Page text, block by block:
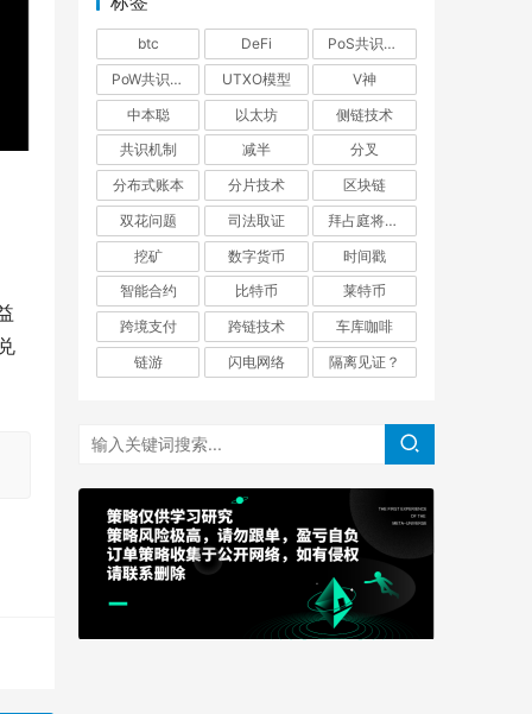
btc DeFi
PoS共识机制
PoW共识机制
UTXO模型
V神
中本聪
以太坊
侧链技术
共识机制
减半
分叉
分布式账本
分片技术
区块链
双花问题
司法取证
拜占庭将军问题
挖矿
数字货币
时间戳
智能合约
比特币
莱特币
跨境支付
跨链技术
车库咖啡
链游
闪电网络 隔离见证？